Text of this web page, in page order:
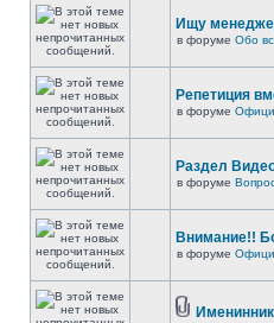
Ищу
в форуме Обо
Репетиция
в форуме
Раздел
в форуме
Внимание!!
в форуме